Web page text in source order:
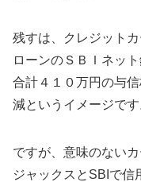
残すは、クレジット
ローンのＳＢＩネッ
合計４１０万円の与
減というイメージです
ですが、意味のない
ジャックスとSBIで信